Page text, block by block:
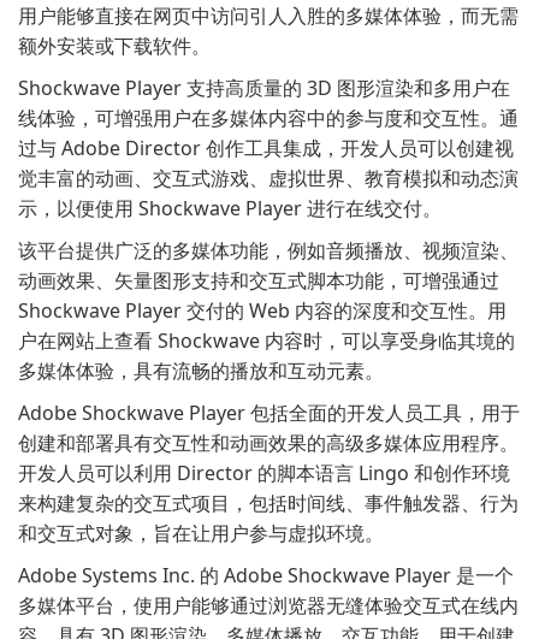
用户能够直接在网页中访问引人入胜的多媒体体验，而无需
额外安装或下载软件。
Shockwave Player 支持高质量的 3D 图形渲染和多用户在
线体验，可增强用户在多媒体内容中的参与度和交互性。通
过与 Adobe Director 创作工具集成，开发人员可以创建视
觉丰富的动画、交互式游戏、虚拟世界、教育模拟和动态演
示，以便使用 Shockwave Player 进行在线交付。
该平台提供广泛的多媒体功能，例如音频播放、视频渲染、
动画效果、矢量图形支持和交互式脚本功能，可增强通过
Shockwave Player 交付的 Web 内容的深度和交互性。用
户在网站上查看 Shockwave 内容时，可以享受身临其境的
多媒体体验，具有流畅的播放和互动元素。
Adobe Shockwave Player 包括全面的开发人员工具，用于
创建和部署具有交互性和动画效果的高级多媒体应用程序。
开发人员可以利用 Director 的脚本语言 Lingo 和创作环境
来构建复杂的交互式项目，包括时间线、事件触发器、行为
和交互式对象，旨在让用户参与虚拟环境。
Adobe Systems Inc. 的 Adobe Shockwave Player 是一个
多媒体平台，使用户能够通过浏览器无缝体验交互式在线内